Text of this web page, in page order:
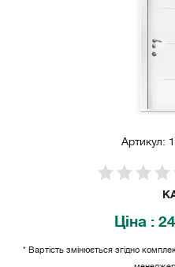
Артикул:
Ціна :
* Вартість змінюється згідно